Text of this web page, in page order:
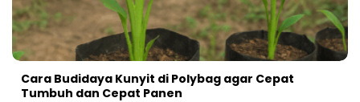
Cara Budidaya Kunyit di Polybag agar Cepat
Tumbuh dan Cepat Panen